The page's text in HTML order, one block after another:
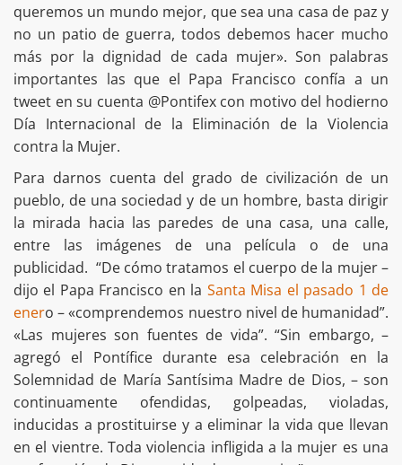
queremos un mundo mejor, que sea una casa de paz y
no un patio de guerra, todos debemos hacer mucho
más por la dignidad de cada mujer». Son palabras
importantes las que el Papa Francisco confía a un
tweet en su cuenta @Pontifex con motivo del hodierno
Día Internacional de la Eliminación de la Violencia
contra la Mujer.
Para darnos cuenta del grado de civilización de un
pueblo, de una sociedad y de un hombre, basta dirigir
la mirada hacia las paredes de una casa, una calle,
entre las imágenes de una película o de una
publicidad. “De cómo tratamos el cuerpo de la mujer –
dijo el Papa Francisco en la Santa Misa el pasado 1 de
enero – «comprendemos nuestro nivel de humanidad”.
«Las mujeres son fuentes de vida”. “Sin embargo, –
agregó el Pontífice durante esa celebración en la
Solemnidad de María Santísima Madre de Dios, – son
continuamente ofendidas, golpeadas, violadas,
inducidas a prostituirse y a eliminar la vida que llevan
en el vientre. Toda violencia infligida a la mujer es una